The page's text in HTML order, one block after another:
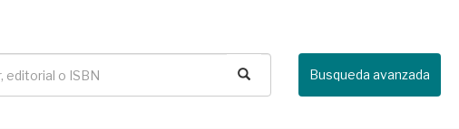
Busqueda avanzada